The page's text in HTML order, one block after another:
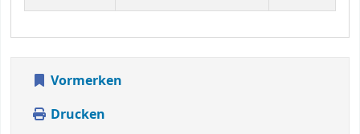
Vormerken
Drucken